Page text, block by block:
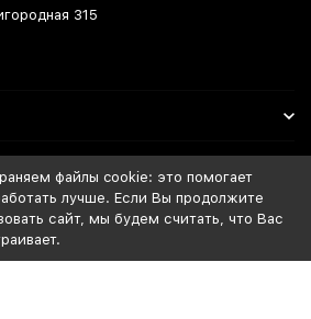
315
файлы cookie: это помогает
лучше. Если Вы продолжите
сайт, мы будем считать, что Вас